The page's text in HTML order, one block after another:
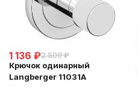
1 136 ₽2 500 ₽
Крючок одинарный
Langberger 11031A